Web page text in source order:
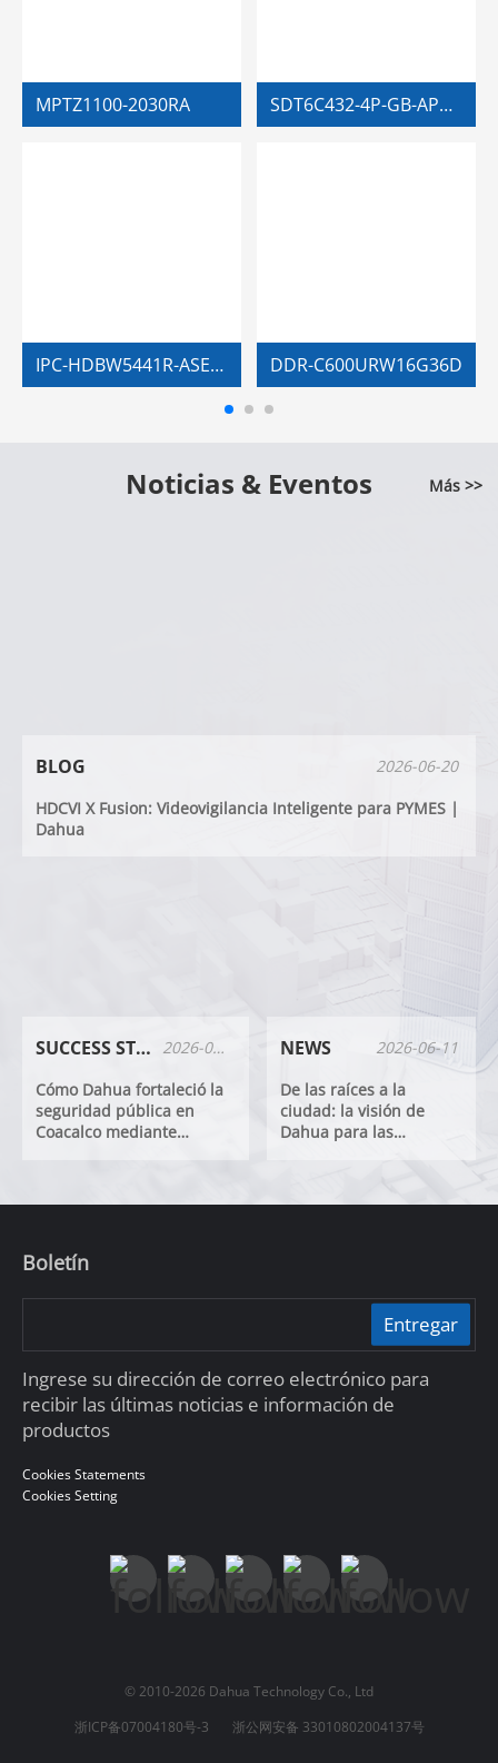
MPTZ1100-2030RA
IPC-HDBW5441R-ASE-HDMI
SDT6C432-4P-GB-APV-0280
DDR-C600URW16G36D
Noticias & Eventos Más >>
BLOG
2026-06-20
HDCVI X Fusion: Videovigilancia Inteligente para PYMES |
Dahua
SUCCESS STORIES
2026-07-31
Cómo Dahua fortaleció la
seguridad pública en
Coacalco mediante
NEWS
2026-06-11
De las raíces a la
ciudad: la visión de
Dahua para las
Boletín
Entregar
Ingrese su dirección de correo electrónico para
recibir las últimas noticias e información de
productos
Cookies Statements
Cookies Setting
© 2010-2026 Dahua Technology Co., Ltd
浙ICP备07004180号-3
浙公网安备 33010802004137号